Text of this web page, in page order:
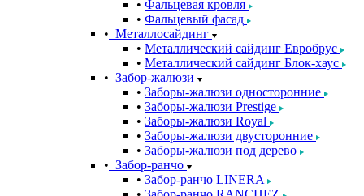
Фальцевая кровля
Фальцевый фасад
Металлосайдинг
Металлический сайдинг Евробрус
Металлический сайдинг Блок-хаус
Забор-жалюзи
Заборы-жалюзи односторонние
Заборы-жалюзи Prestige
Заборы-жалюзи Royal
Заборы-жалюзи двусторонние
Заборы-жалюзи под дерево
Забор-ранчо
Забор-ранчо LINERA